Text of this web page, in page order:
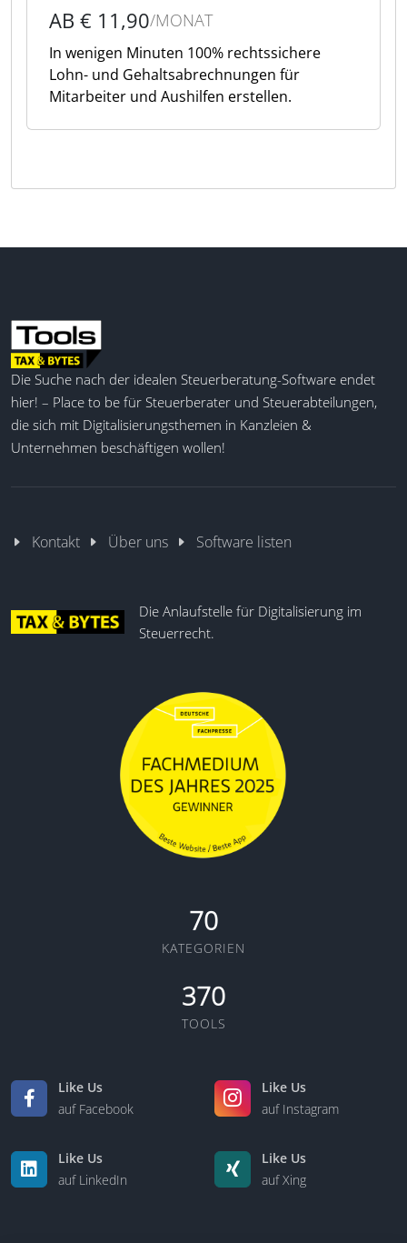
AB € 11,90/MONAT
In wenigen Minuten 100% rechtssichere
Lohn- und Gehaltsabrechnungen für
Mitarbeiter und Aushilfen erstellen.
Die Suche nach der idealen Steuerberatung-Software endet
hier! – Place to be für Steuerberater und Steuerabteilungen,
die sich mit Digitalisierungsthemen in Kanzleien &
Unternehmen beschäftigen wollen!
Kontakt Über uns Software listen
Die Anlaufstelle für Digitalisierung im
Steuerrecht.
70
KATEGORIEN
370
TOOLS
Like Us
auf Facebook
Like Us
auf Instagram
Like Us
auf LinkedIn
Like Us
auf Xing